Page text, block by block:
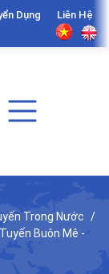
Dụng Liên Hệ
Trong Nước
Buôn Mê -